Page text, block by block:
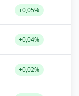
+0,05%
+0,04%
+0,02%